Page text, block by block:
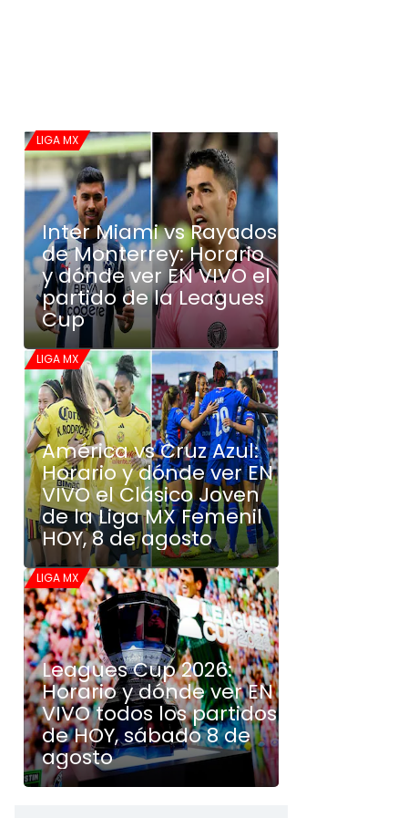
LIGA MX
Inter Miami vs Rayados
de Monterrey: Horario
y dónde ver EN VIVO el
partido de la Leagues
Cup
LIGA MX
América vs Cruz Azul:
Horario y dónde ver EN
VIVO el Clásico Joven
de la Liga MX Femenil
HOY, 8 de agosto
LIGA MX
Leagues Cup 2026:
Horario y dónde ver EN
VIVO todos los partidos
de HOY, sábado 8 de
agosto